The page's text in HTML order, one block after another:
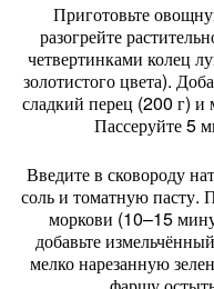
Приготовьте
разогрейте
четвертинками колец
золотистогоцвета).
сладкий перец (200 г) и
Пассеруйте5
Введитев сковороду
сольи томатнуюпасту.
моркови (10–15
добавьтеизмельчённый
мелконарезанную